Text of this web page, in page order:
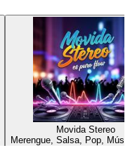
Movida Stereo
Merengue, Salsa, Pop,